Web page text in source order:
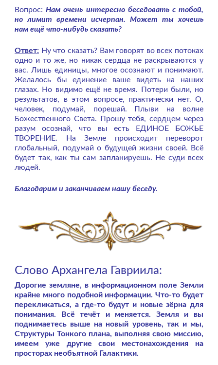
Вопрос:Нам очень интересно беседовать с тобой,
но лимит времени исчерпан. Может ты хочешь
нам ещё что-нибудь сказать?
Ответ: Ну что сказать? Вам говорят во всех потоках
одно и то же, но никак сердца не раскрываются у
вас. Лишь единицы, многое осознают и понимают.
Желалось бы единение ваше видеть на наших
глазах. Но видимо ещё не время. Потери были, но
результатов, в этом вопросе, практически нет. О,
человек, подумай, порешай. Плыви на волне
Божественного Света. Прошу тебя, сердцем через
разум осознай, что вы есть ЕДИНОЕ БОЖЬЕ
ТВОРЕНИЕ. На Земле происходит переворот
глобальный, подумай о будущей жизни своей. Всё
будет так, как ты сам запланируешь. Не суди всех
людей.
Благодарим и заканчиваем нашу беседу.
Слово Архангела Гавриила:
Дорогие земляне, в информационном поле Земли
крайне много подобной информации. Что-то будет
перекликаться, а где-то будут и новые зёрна для
понимания. Всё течёт и меняется. Земля и вы
поднимаетесь выше на новый уровень, так и мы,
Структуры Тонкого плана, выполняя свою миссию,
имеем уже другие свои местонахождения на
просторах необъятной Галактики.